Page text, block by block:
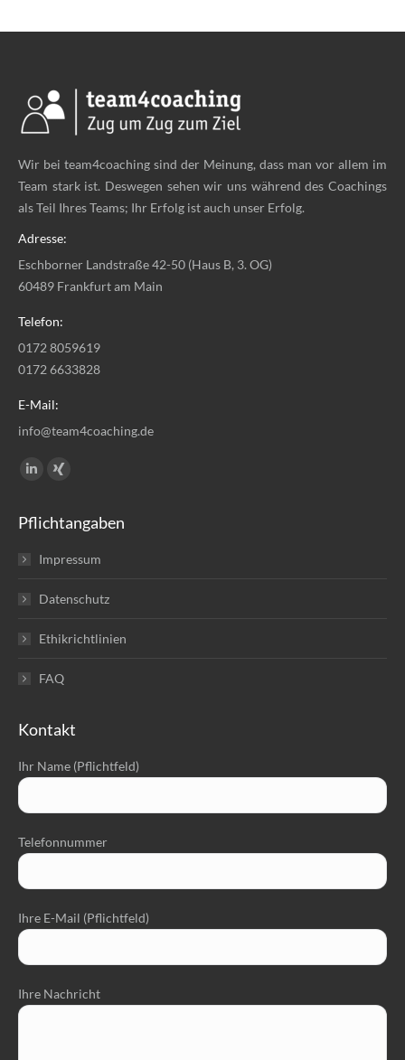
Wir bei team4coaching sind der Meinung, dass man vor allem im
Team stark ist. Deswegen sehen wir uns während des Coachings
als Teil Ihres Teams; Ihr Erfolg ist auch unser Erfolg.
Adresse:
Eschborner Landstraße 42-50 (Haus B, 3. OG)
60489 Frankfurt am Main
Telefon:
0172 8059619
0172 6633828
E-Mail:
info@team4coaching.de
Finden Sie uns auf:
Linkedin
opens
window
XING
opens
window
Pflichtangaben
Impressum
Datenschutz
Ethikrichtlinien
FAQ
Kontakt
Ihr Name (Pflichtfeld)
Telefonnummer
Ihre E-Mail (Pflichtfeld)
Ihre Nachricht